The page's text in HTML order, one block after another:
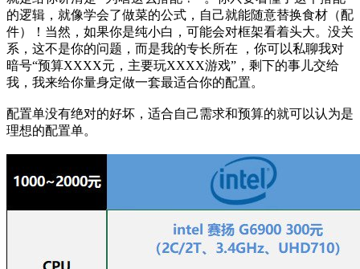
的逻辑，就像学会了做菜的公式，自己就能随意替换食材（配
件）！当然，如果你是纯小白，可能会对框架看着头大。没关
系，这不是你的问题，而是我的专长所在 ，你可以私聊我对
暗号“预算XXXX元，主要玩XXXX游戏”，剩下的事儿交给
我，我来给你量身定做一套最适合你的配置。
配置单没有绝对的好坏，适合自己需求和预算的就可以认为是
理想的配置单。